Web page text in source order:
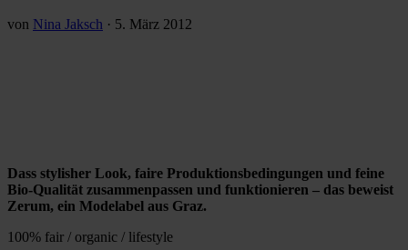
von Nina Jaksch · 5. März 2012
Dass stylisher Look, faire Produktionsbedingungen und feine
Bio-Qualität zusammenpassen und funktionieren – das beweist
Zerum, ein Modelabel aus Graz.
100% fair / organic / lifestyle